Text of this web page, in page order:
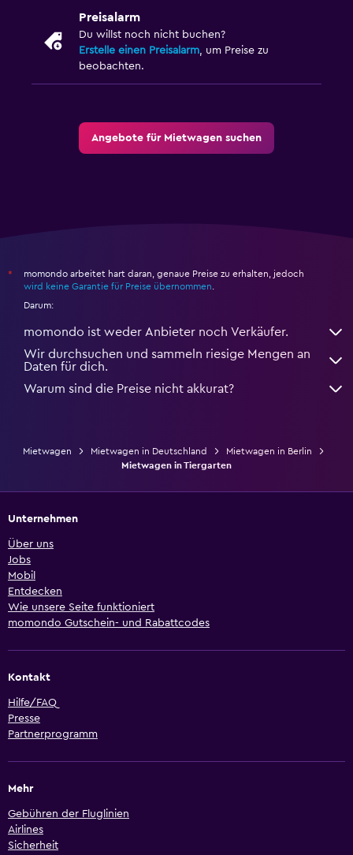
Preisalarm
Du willst noch nicht buchen?
Erstelle einen Preisalarm, um Preise zu
beobachten.
Angebote für Mietwagen suchen
*
momondo arbeitet hart daran, genaue Preise zu erhalten, jedoch
wird keine Garantie für Preise übernommen.
Darum:
momondo ist weder Anbieter noch Verkäufer.
Wir durchsuchen und sammeln riesige Mengen an
Daten für dich.
Warum sind die Preise nicht akkurat?
Mietwagen Mietwagen in Deutschland
Mietwagen in Berlin
Mietwagen in Tiergarten
Unternehmen
Über uns
Jobs
Mobil
Entdecken
Wie unsere Seite funktioniert
momondo Gutschein- und Rabattcodes
Kontakt
Hilfe/FAQ
Presse
Partnerprogramm
Mehr
Gebühren der Fluglinien
Airlines
Sicherheit